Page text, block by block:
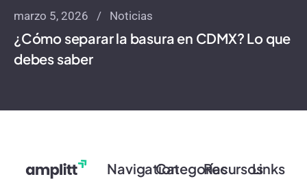
marzo 5, 2026 Noticias
¿Cómo separar la basura en CDMX? Lo que
debes saber
NavigationCategoríasRecursosLinks